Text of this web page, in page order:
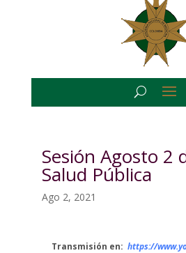
Sesión Agosto 2
Salud Pública
Ago 2, 2021
Transmisión en: https://